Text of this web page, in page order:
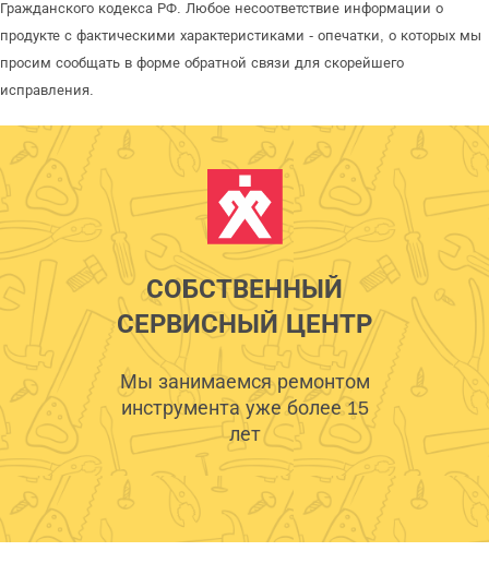
Гражданского кодекса РФ. Любое несоответствие информации о
продукте с фактическими характеристиками - опечатки, о которых мы
просим сообщать в форме обратной связи для скорейшего
исправления.
СОБСТВЕННЫЙ
СЕРВИСНЫЙ ЦЕНТР
Мы занимаемся ремонтом
инструмента уже более 15
лет